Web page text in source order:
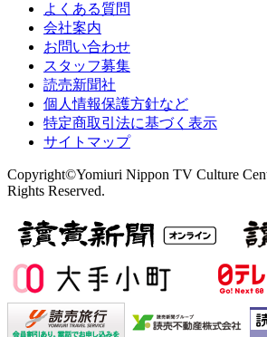
よくある質問
会社案内
お問い合わせ
スタッフ募集
読売新聞社
個人情報保護方針など
特定商取引法に基づく表示
サイトマップ
Copyright©Yomiuri Nippon TV Culture
Rights Reserved.